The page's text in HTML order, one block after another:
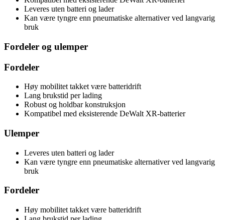
Leveres uten batteri og lader
Kan være tyngre enn pneumatiske alternativer ved langvarig
bruk
Fordeler og ulemper
Fordeler
Høy mobilitet takket være batteridrift
Lang brukstid per lading
Robust og holdbar konstruksjon
Kompatibel med eksisterende DeWalt XR-batterier
Ulemper
Leveres uten batteri og lader
Kan være tyngre enn pneumatiske alternativer ved langvarig
bruk
Fordeler
Høy mobilitet takket være batteridrift